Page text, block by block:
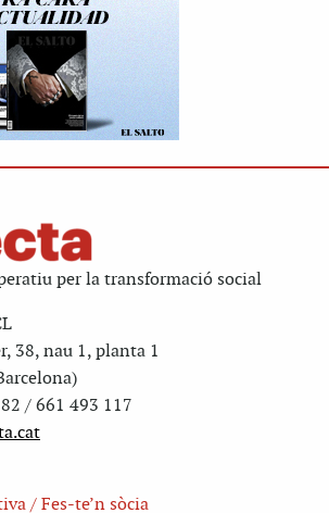
per la transformació social
38, nau 1, planta 1
/ 661 493 117
/ Fes-te’n sòcia